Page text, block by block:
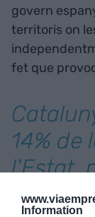
Information
govern
territoris on
fet que
14% de
l'Estat,
va